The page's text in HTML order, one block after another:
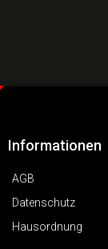
Informationen
AGB
Datenschutz
Hausordnung